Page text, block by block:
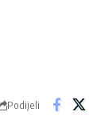
Podijeli